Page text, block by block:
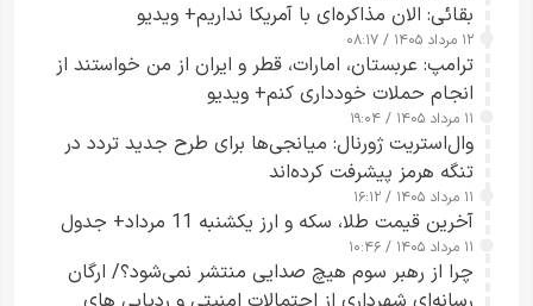
بقائی: الان مذاکره‌ای با آمریکا نداریم+ ویدیو
۱۲ مرداد ۱۴۰۵ / ۰۸:۱۷
ترامپ: عربستان، امارات، قطر و ایران از من خواستند از
انجام حملات خودداری کنم+ ویدیو
۱۱ مرداد ۱۴۰۵ / ۱۹:۰۴
وال‌استریت ژورنال: میانجی‌ها برای طرح جدید تردد در
تنگه هرمز پیشرفت کرده‌اند
۱۱ مرداد ۱۴۰۵ / ۱۶:۱۲
آخرین قیمت طلا، سکه و ارز یکشنبه 11 مرداد+ جدول
۱۱ مرداد ۱۴۰۵ / ۱۰:۴۶
چرا از رهبر سوم هیچ صدایی منتشر نمی‌شود؟/ ارگان